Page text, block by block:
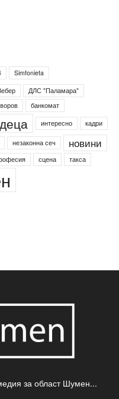
Simfonieta
ДЛС "Паламара"
банкомат
деца интересно кадри
незаконна сеч новини
сцена такса
за област Шумен...